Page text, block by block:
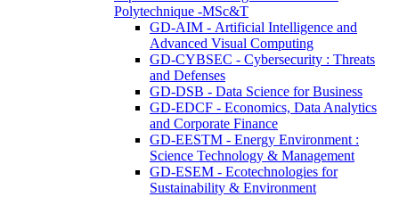
Polytechnique -MSc&T
GD-AIM - Artificial Intelligence and
Advanced Visual Computing
GD-CYBSEC - Cybersecurity : Threats
and Defenses
GD-DSB - Data Science for Business
GD-EDCF - Economics, Data Analytics
and Corporate Finance
GD-EESTM - Energy Environment :
Science Technology & Management
GD-ESEM - Ecotechnologies for
Sustainability & Environment